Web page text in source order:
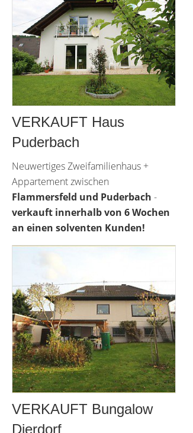
VERKAUFT Haus
Puderbach
Neuwertiges Zweifamilienhaus +
Appartement zwischen
Flammersfeld und Puderbach -
verkauft innerhalb von 6 Wochen
an einen solventen Kunden!
VERKAUFT Bungalow
Dierdorf